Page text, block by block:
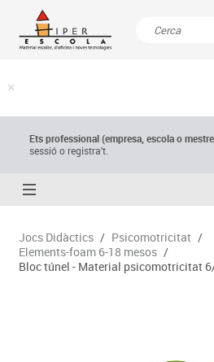
Ets professional (empresa,escola o
sessió o registra't.
Jocs Didàctics / Psicomotricitat /
Elements-foam 6-18 mesos /
Bloc túnel - Material psicomotricitat